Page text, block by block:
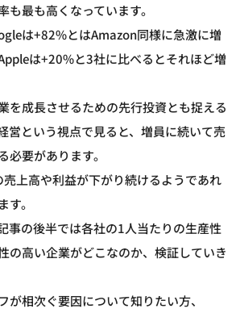
も最も高くなっています。
は+82%とはAmazon同様に急激に増
は+20%と3社に比べるとそれほど増
を成長させるための先行投資とも捉える
営という視点で見ると、増員に続いて売
必要があります。
上高や利益が下がり続けるようであれ
。
事の後半では各社の1人当たりの生産性
の高い企業がどこなのか、検証していき
が相次ぐ要因について知りたい方、